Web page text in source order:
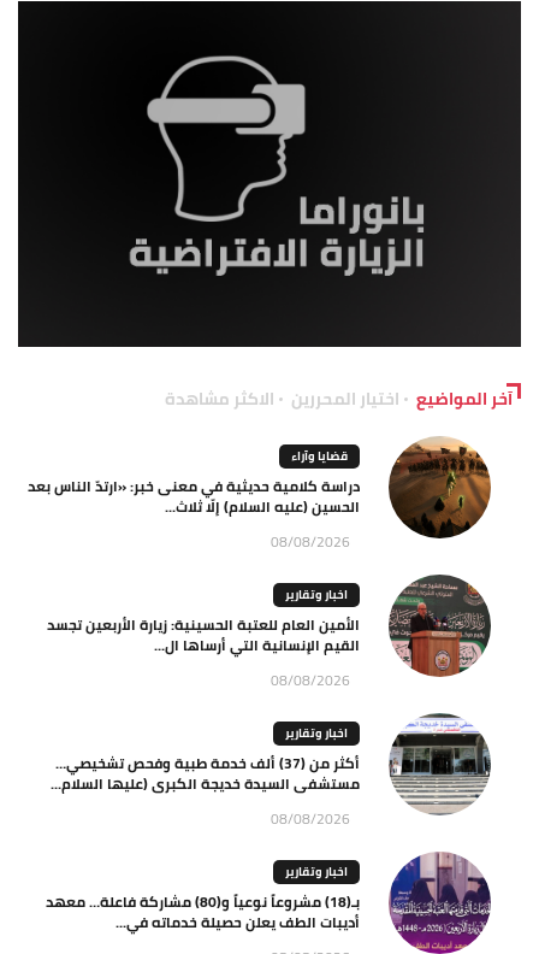
آخر المواضيع اختيار المحررين الاكثر مشاهدة
قضايا وآراء
دراسة كلامية حديثية في معنى خبر: «ارتدّ الناس بعد
الحسين (عليه السلام) إلّا ثلاث...
08/08/2026
اخبار وتقارير
الأمين العام للعتبة الحسينية: زيارة الأربعين تجسد
القيم الإنسانية التي أرساها ال...
08/08/2026
اخبار وتقارير
أكثر من (37) ألف خدمة طبية وفحص تشخيصي…
مستشفى السيدة خديجة الكبرى (عليها السلام...
08/08/2026
اخبار وتقارير
بـ(18) مشروعاً نوعياً و(80) مشاركة فاعلة… معهد
أديبات الطف يعلن حصيلة خدماته في...